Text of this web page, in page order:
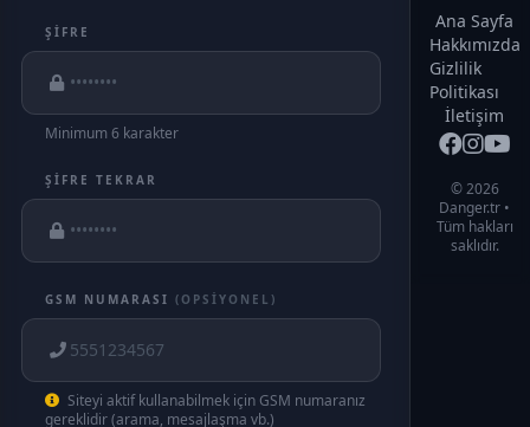
ŞIFRE
Minimum 6 karakter
ŞIFRE TEKRAR
GSM NUMARASI (OPSIYONEL)
Siteyi aktif kullanabilmek için GSM numaranız
gereklidir (arama, mesajlaşma vb.)
Ana Sayfa
Hakkımızda
Gizlilik
Politikası
İletişim
© 2026
Danger.tr •
Tüm hakları
saklıdır.